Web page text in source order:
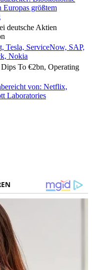
Europas größtem
deutsche Aktien
Tesla, ServiceNow, SAP,
Nokia
To €2bn, Operating
von: Netflix,
Laboratories